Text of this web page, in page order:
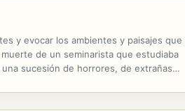
y evocar los ambientes y paisajes que
de un seminarista que estudiaba
sucesión de horrores, de extrañas